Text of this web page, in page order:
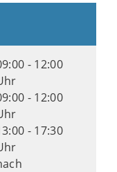
- 12:00
- 12:00
- 17:30